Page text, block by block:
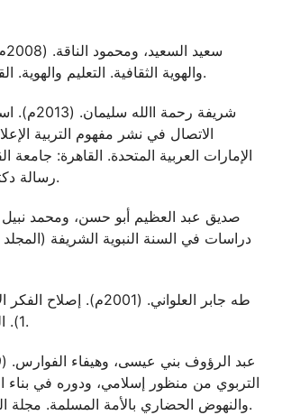
والهوية الثقافية. التعليم والهوية. القاهرة: دار الضيافة.
الاتصال في نشر مفهوم التربية
الإمارات العربية المتحدة. القاهرة: جامعة
رسالة دكتوراه غير منشورة.
1). القاهرة: دار الهداية.
التربوي من منظور إسلامي، ودوره في بناء
والنهوض الحضاري بالأمة المسلمة. مجلة المنارة، (العدد 25).